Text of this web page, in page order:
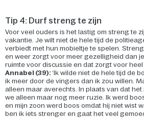
Tip 4: Durf streng te zijn
Voor veel ouders is het lastig om streng te
vakantie. Je wilt niet de hele tijd de
verbiedt met hun mobieltje te spelen.
en weer zorgt voor meer gezelligheid dan
ruimte voor discussie en dat zorgt voor heel
Annabel (39):‘Ik wilde niet de hele tijd de
ik meer door de vingers dan ik zou willen.
alleen maar averechts. In plaats van dat
we alleen maar nog meer ruzie. Ik werd
en mijn zoon werd boos omdat hij niet wist
ben ik iets strenger en gaat het veel